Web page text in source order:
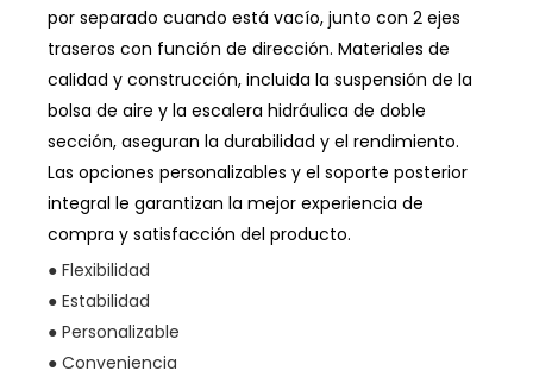
por separado cuando está vacío, junto con 2 ejes
traseros con función de dirección. Materiales de
calidad y construcción, incluida la suspensión de la
bolsa de aire y la escalera hidráulica de doble
sección, aseguran la durabilidad y el rendimiento.
Las opciones personalizables y el soporte posterior
integral le garantizan la mejor experiencia de
compra y satisfacción del producto.
● Flexibilidad
● Estabilidad
● Personalizable
● Conveniencia